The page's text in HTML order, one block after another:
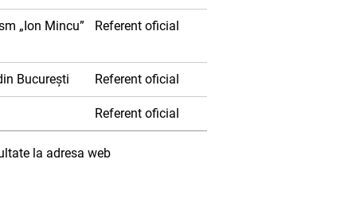
„Ion Mincu”
Referent oficial
București Referent oficial
Referent oficial
la adresa web